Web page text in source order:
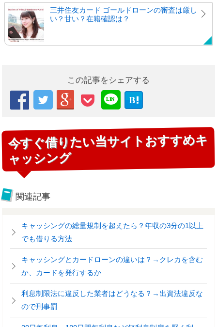
三井住友カード ゴールドローンの審査は厳し
い？甘い？在籍確認は？
この記事をシェアする
   
LIN
E
B
今すぐ借りたい当サイトおすすめキ
ャッシング
関連記事
キャッシングの総量規制を超えたら？年収の3分の1以上
でも借りる方法
キャッシングとカードローンの違いは？→クレカを含む
か、カードを発行するか
利息制限法に違反した業者はどうなる？→出資法違反な
ので刑事罰